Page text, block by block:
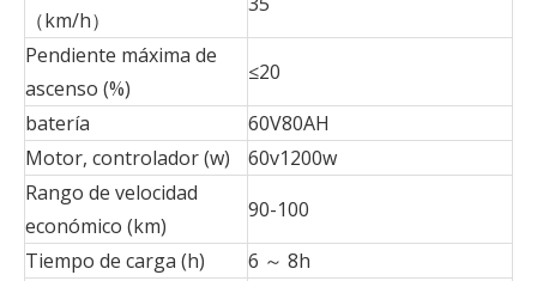
（km/h）
Pendiente máxima de
ascenso (%)
≤20
batería
60V80AH
Motor, controlador (w)
60v1200w
Rango de velocidad
económico (km)
90-100
Tiempo de carga (h)
6 ～ 8h